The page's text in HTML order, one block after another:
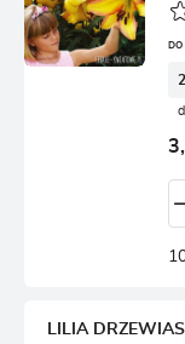
DO
LILIA